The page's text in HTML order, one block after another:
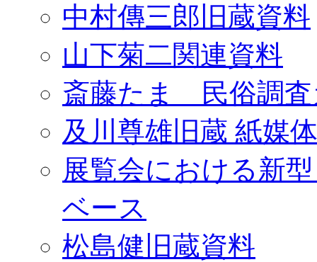
中村傳三郎旧蔵資料
山下菊二関連資料
斎藤たま 民俗調査
及川尊雄旧蔵 紙媒
展覧会における新
ベース
松島健旧蔵資料